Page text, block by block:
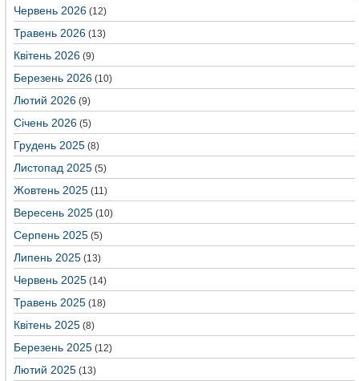
Червень 2026 (12)
Травень 2026 (13)
Квітень 2026 (9)
Березень 2026 (10)
Лютий 2026 (9)
Січень 2026 (5)
Грудень 2025 (8)
Листопад 2025 (5)
Жовтень 2025 (11)
Вересень 2025 (10)
Серпень 2025 (5)
Липень 2025 (13)
Червень 2025 (14)
Травень 2025 (18)
Квітень 2025 (8)
Березень 2025 (12)
Лютий 2025 (13)